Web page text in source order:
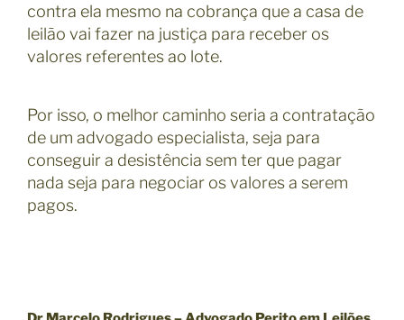
contra ela mesmo na cobrança que a casa de
leilão vai fazer na justiça para receber os
valores referentes ao lote.
Por isso, o melhor caminho seria a contratação
de um advogado especialista, seja para
conseguir a desistência sem ter que pagar
nada seja para negociar os valores a serem
pagos.